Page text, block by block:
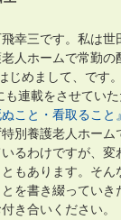
幸三です。私は世
人ホームで常勤の
じめまして、です
連載をさせてい
こと・看取ること』
別養護老人ホーム
るわけですが、変
もあります。そん
を書き綴っていき
き合いください。